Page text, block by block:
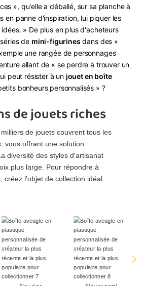
», qu'elle a déballé, sur sa planche à
en panne d'inspiration, lui piquer les
» De plus en plus d'acheteurs
de mini-figurines dans des «
une rangée de personnages
allant de « se perdre à trouver un
peut résister à un jouet en boîte
bonheurs personnalisés » ?
de jouets riches
de jouets couvrent tous les
vous offrant une solution
diversité des styles d'artisanat
plus large. Pour répondre à
créez l'objet de collection idéal.